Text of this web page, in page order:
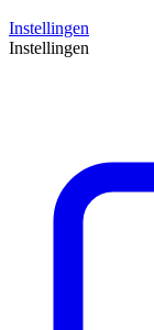
Instellingen
Instellingen